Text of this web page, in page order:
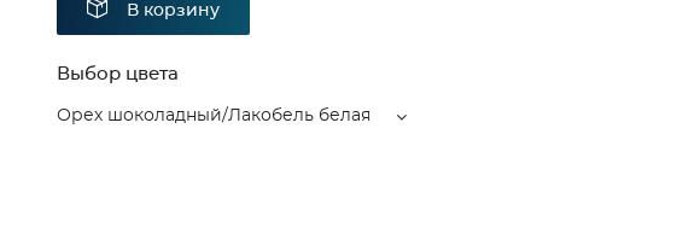
В корзину
Выбор цвета
Орех шоколадный/Лакобель белая